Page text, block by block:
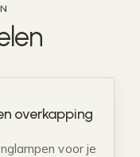
overkapping
voor je